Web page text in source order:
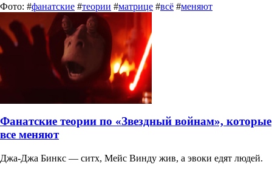
Фото: #фанатские #теории #матрице #всё #меняют
Фанатские теории по «Звездный войнам», которые
все меняют
Джа-Джа Бинкс — ситх, Мейс Винду жив, а эвоки едят людей.